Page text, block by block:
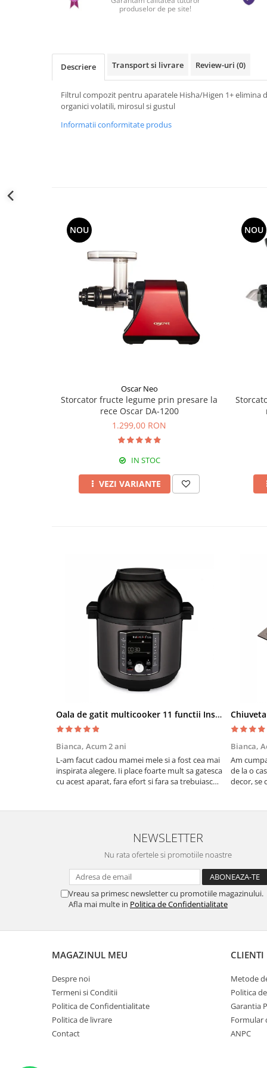
produselor de pe site!
Descriere Transport si livrare Review-uri (0)
Filtrul compozit pentru aparatele Hisha/Higen 1+ elimina
organici volatili, mirosul si gustul
Informatii conformitate produs
NOU
Oscar Neo
Storcator fructe legume prin presare la
rece Oscar DA-1200
1.299,00 RON
IN STOC
VEZI VARIANTE
NOU
Oala de gatit multicooker 11 functii Instant Pot Pro Crisp 8 + Air Fryer 7.6 lt
Bianca, Acum 2 ani
L-am facut cadou mamei mele si a fost cea mai
inspirata alegere. Ii place foarte mult sa gatesca
cu acest aparat, fara efort si fara sa trebuiasca
Bianca,
Am
de la o
decor, se
NEWSLETTER
Nu rata ofertele si promotiile noastre
Vreau sa primesc newsletter cu promotiile magazinului.
Afla mai multe in Politica de Confidentialitate
MAGAZINUL MEU
Despre noi
Termeni si Conditii
Politica de Confidentialitate
Politica de livrare
Contact
CLIENTI
Metode
Politica
Garantia
Formular
ANPC